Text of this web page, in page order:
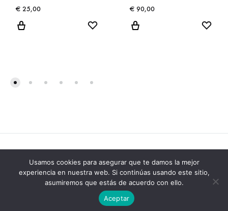
€ 25,00
€ 90,00
©2020 EMEA. Todos los derechos reservados
Aviso legal| Preguntas frecuentes|Devoluciones
Usamos cookies para asegurar que te damos la mejor
experiencia en nuestra web. Si continúas usando este sitio,
asumiremos que estás de acuerdo con ello.
Aceptar